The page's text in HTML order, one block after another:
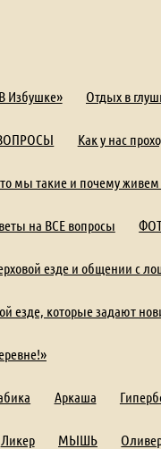
Избушке» Отдых в
Как у нас
мы такие и почему живем
на ВСЕ вопросы
езде и общении с
езде, которые задают
Аркаша
Ликер МЫШЬ